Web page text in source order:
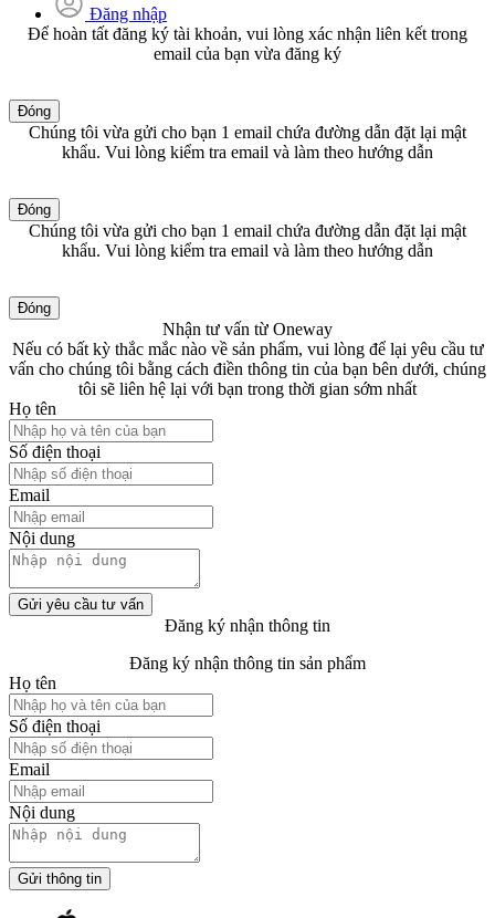
Đăng nhập
Để hoàn tất đăng ký tài khoản, vui lòng xác nhận liên kết trong
email của bạn vừa đăng ký
Đóng
Chúng tôi vừa gửi cho bạn 1 email chứa đường dẫn đặt lại mật
khẩu. Vui lòng kiểm tra email và làm theo hướng dẫn
Đóng
Chúng tôi vừa gửi cho bạn 1 email chứa đường dẫn đặt lại mật
khẩu. Vui lòng kiểm tra email và làm theo hướng dẫn
Đóng
Nhận tư vấn từ Oneway
Nếu có bất kỳ thắc mắc nào về sản phẩm, vui lòng để lại yêu cầu tư
vấn cho chúng tôi bằng cách điền thông tin của bạn bên dưới, chúng
tôi sẽ liên hệ lại với bạn trong thời gian sớm nhất
Họ tên
Số điện thoại
Email
Nội dung
Gửi yêu cầu tư vấn
Đăng ký nhận thông tin
Đăng ký nhận thông tin sản phẩm
Họ tên
Số điện thoại
Email
Nội dung
Gửi thông tin